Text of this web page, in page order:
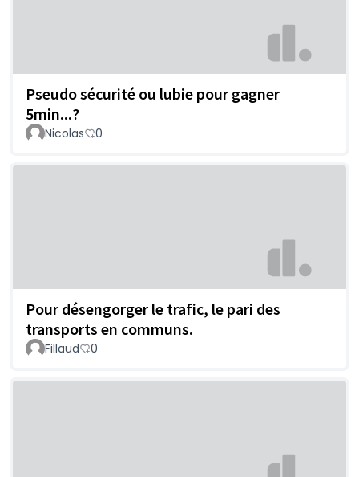
Pseudo sécurité ou lubie pour gagner
5min...?
Nicolas 0
Pour désengorger le trafic, le pari des
transports en communs.
Fillaud 0